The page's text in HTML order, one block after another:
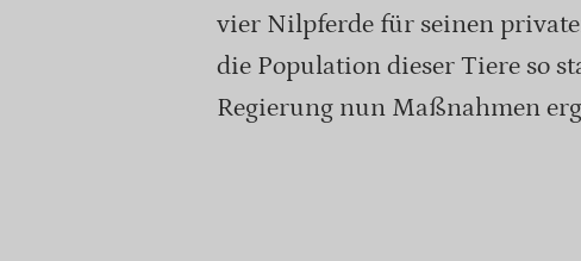
vier Nilpferde für seinen
die Population dieser Tiere so
Regierung nun Maßnahmen